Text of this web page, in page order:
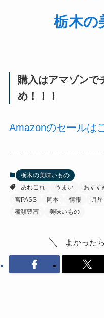
栃木の
購入はアマゾンで
め！！！
Amazonのセールは
栃木の美味いもの
あれこれ
うまい おすす
宮PASS
岡本 情報 月
種類豊富
美味いもの
よかった